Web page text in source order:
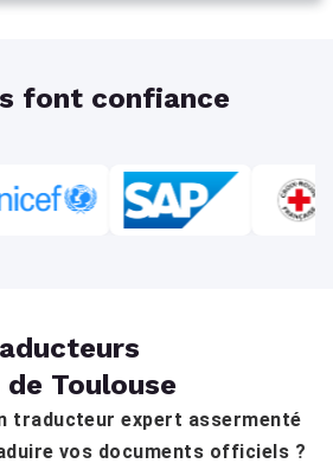
font confiance
Toulouse
traducteur expert assermenté
vos documents officiels ?